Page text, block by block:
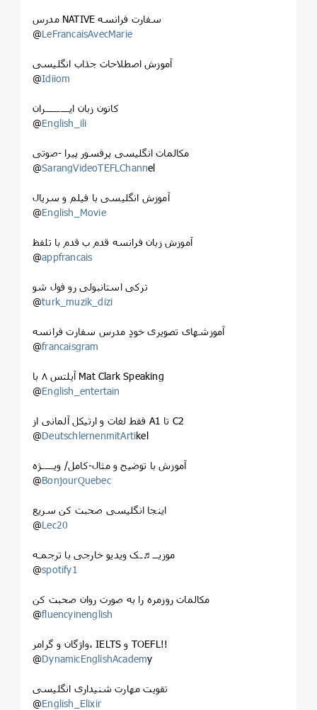
مدرس NATIVE سفارت فرانسه
@LeFrancaisAvecMarie
آموزش اصطلاحات جذاب انگلیسی
@Idiiom
کانون زبان ایــــــــران
@English_ili
مکالمات انگلیسی پرفسور پیرا -صوتی
@SarangVideoTEFLChannel
آموزش انگلیسی با فیلم و سریال
@English_Movie
آموزش زبان فرانسه قدم ب قدم با تلفظ
@appfrancais
ترکی استانبولی رو فول شو
@turk_muzik_dizi
آموزشهای تصویری خودِ مدرس سفارت فرانسه
@francaisgram
آیلتس ۸ با Mat Clark Speaking
@English_entertain
فقط لغات و ارتیکل آلمانی از A1 تا C2
@DeutschlernenmitArtikel
آموزش با توضیح و مثال-کامل/ ویــــژه
@BonjourQuebec
اینجا انگلیسی صحبت کن سریع
@Lec20
موزیــ♬ـک ویدیو خارجی با ترجمـه
@spotify1
مکالمات روزمره را به صورت روان صحبت کن
@fluencyinenglish
واژگان و گرامر، IELTS و TOEFL!!
@DynamicEnglishAcademy
تقویت مهارت شنیداری انگلیسی
@English_Elixir